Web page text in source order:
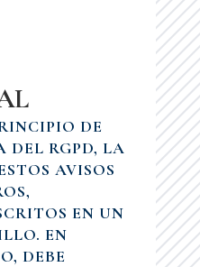
DE
DEL RGPD, LA
AVISOS
EN UN
EN
DEBE